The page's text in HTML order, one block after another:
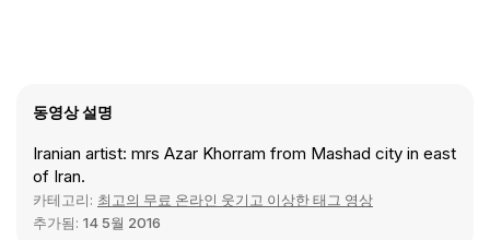
동영상 설명
Iranian artist: mrs Azar Khorram from Mashad city in east
of Iran.
카테고리: 최고의 무료 온라인 웃기고 이상한 태그 영상
추가됨: 14 5월 2016